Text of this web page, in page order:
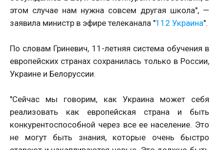
этом случае нам нужна совсем другая школа", —
заявила министр в эфире телеканала "112 Украина".
По словам Гриневич, 11-летняя система обучения в
европейских странах сохранилась только в России,
Украине и Белоруссии.
"Сейчас мы говорим, как Украина может себя
реализовать как европейская страна и быть
конкурентоспособной через все ее население. Это
не могут быть знания, которые очень быстро